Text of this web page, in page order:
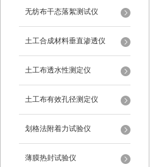
无纺布干态落絮测试仪
土工合成材料垂直渗透仪
土工布透水性测定仪
土工布有效孔径测定仪
划格法附着力试验仪
薄膜热封试验仪